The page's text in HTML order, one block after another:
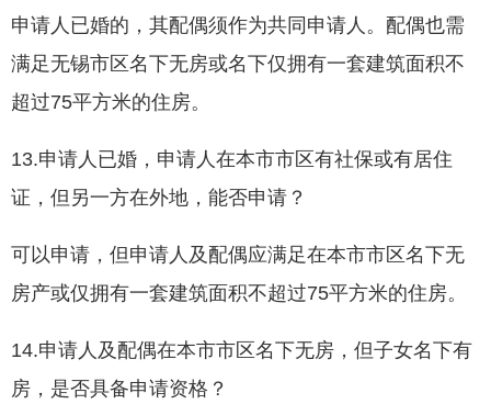
申请人已婚的，其配偶须作为共同申请人。配偶也需
满足无锡市区名下无房或名下仅拥有一套建筑面积不
超过75平方米的住房。
13.申请人已婚，申请人在本市市区有社保或有居住
证，但另一方在外地，能否申请？
可以申请，但申请人及配偶应满足在本市市区名下无
房产或仅拥有一套建筑面积不超过75平方米的住房。
14.申请人及配偶在本市市区名下无房，但子女名下有
房，是否具备申请资格？